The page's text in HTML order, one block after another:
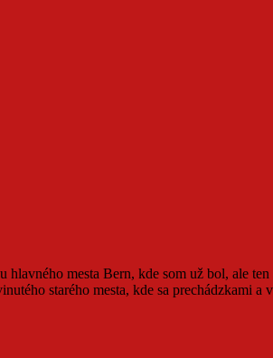
mesta Bern, kde som už bol, ale
starého mesta, kde sa prechádzkami